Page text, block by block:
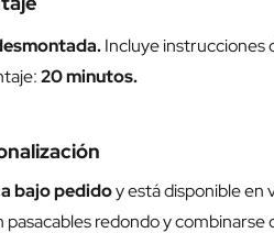
Incluye instrucciones
20 minutos.
bajo pedidoy está disponible en
pasacables redondo y